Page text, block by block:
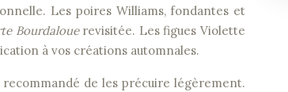
Les poires Williams, fondantes et
Bourdaloue revisitée. Les figues Violette
à vos créations automnales.
de les précuire légèrement.